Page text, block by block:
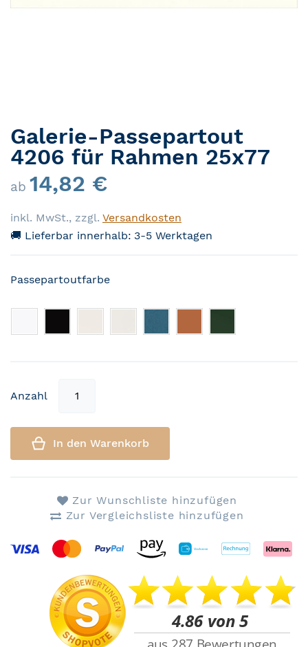
Galerie-Passepartout
4206 für Rahmen 25x77
ab 14,82 €
inkl. MwSt., zzgl. Versandkosten
🚚 Lieferbar innerhalb: 3-5 Werktagen
Passepartoutfarbe
Anzahl
In den Warenkorb
Zur Wunschliste hinzufügen
Zur Vergleichsliste hinzufügen
Zum Anfang der Bildergalerie springen